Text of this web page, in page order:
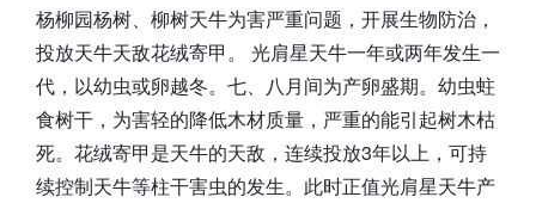
杨柳园杨树、柳树天牛为害严重问题，开展生物防治，
投放天牛天敌花绒寄甲。 光肩星天牛一年或两年发生一
代，以幼虫或卵越冬。七、八月间为产卵盛期。幼虫蛀
食树干，为害轻的降低木材质量，严重的能引起树木枯
死。花绒寄甲是天牛的天敌，连续投放3年以上，可持
续控制天牛等柱干害虫的发生。此时正值光肩星天牛产